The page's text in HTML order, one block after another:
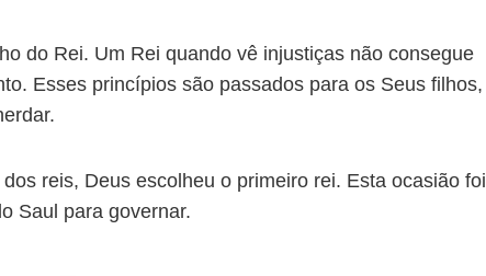
do Rei. Um Rei quando vê injustiças não consegue
Esses princípios são passados para os Seus filhos,
reis, Deus escolheu o primeiro rei. Esta ocasião foi
Saul para governar.